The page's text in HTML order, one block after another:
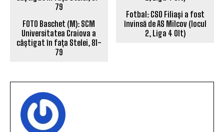
FOTO Baschet (M): SCM
Universitatea Craiova a
câștigat în fața Stelei, 81-
79
Fotbal: CSO Filiași a fost
învinsă de AS Milcov (locul
2, Liga 4 Olt)